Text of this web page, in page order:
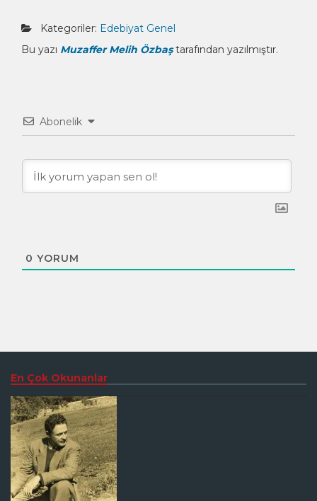
Kategoriler: Edebiyat Genel
Bu yazı Muzaffer Melih Özbaştarafından yazılmıştır.
Abonelik
0 YORUM
En Çok Okunanlar